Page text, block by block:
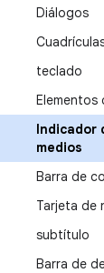
Diálogos
teclado
Elementos
Indicador
medios
Barra de
Tarjeta de
subtítulo
Barra de